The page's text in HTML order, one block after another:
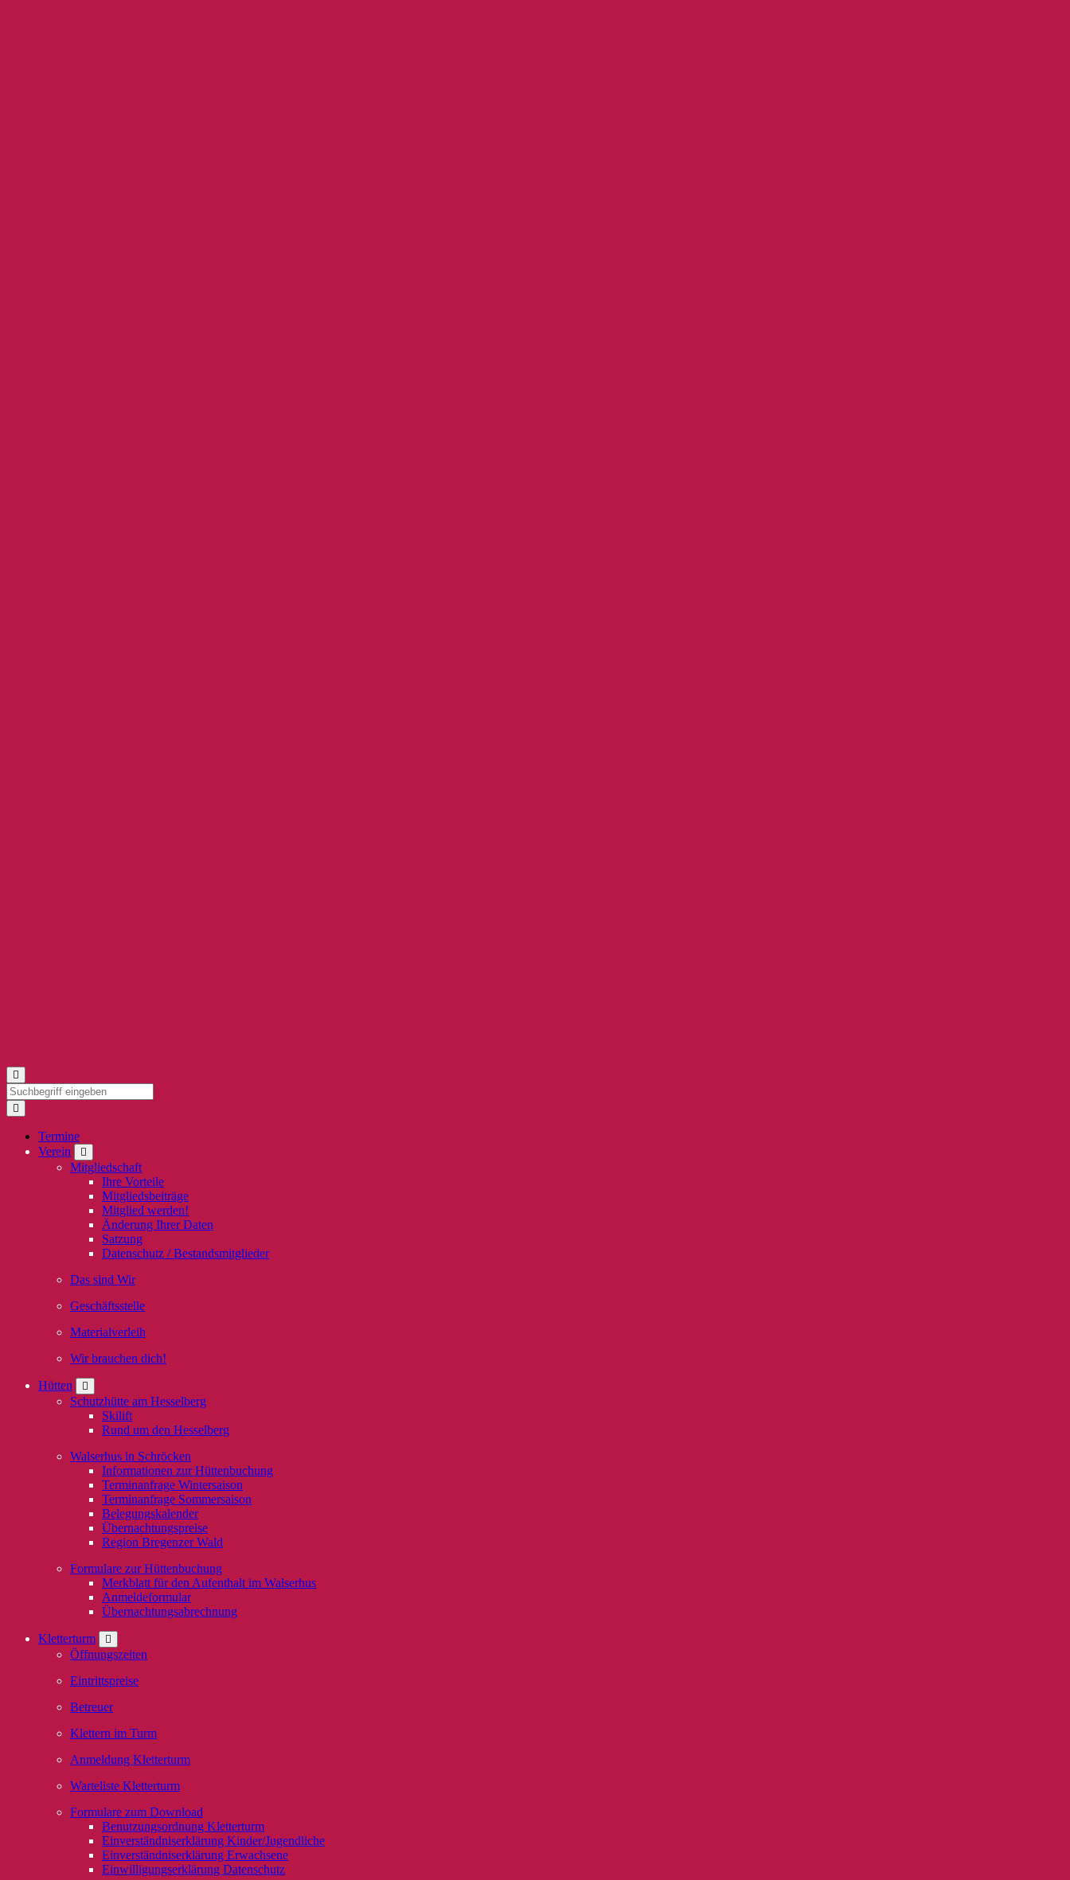
Termine
Verein
Mitgliedschaft
Ihre Vorteile
Mitgliedsbeiträge
Mitglied werden!
Änderung Ihrer Daten
Satzung
Datenschutz / Bestandsmitglieder
Das sind Wir
Geschäftsstelle
Materialverleih
Wir brauchen dich!
Hütten
Schutzhütte am Hesselberg
Skilift
Rund um den Hesselberg
Walserhus in Schröcken
Informationen zur Hüttenbuchung
Terminanfrage Wintersaison
Terminanfrage Sommersaison
Belegungskalender
Übernachtungspreise
Region Bregenzer Wald
Formulare zur Hüttenbuchung
Merkblatt für den Aufenthalt im Walserhus
Anmeldeformular
Übernachtungsabrechnung
Kletterturm
Öffnungszeiten
Eintrittspreise
Betreuer
Klettern im Turm
Anmeldung Kletterturm
Warteliste Kletterturm
Formulare zum Download
Benutzungsordnung Kletterturm
Einverständniserklärung Kinder/Jugendliche
Einverständniserklärung Erwachsene
Einwilligungserklärung Datenschutz